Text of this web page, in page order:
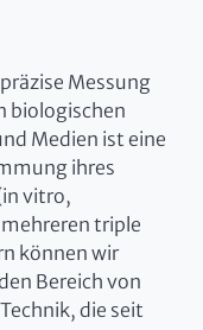
Messung
biologischen
Medien ist eine
ihres
vitro,
triple
können wir
Bereich von
die seit